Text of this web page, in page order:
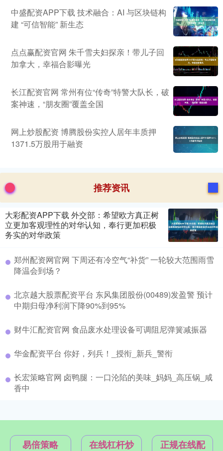
中盛配资APP下载 技术融合：AI 与区块链构
建 “可信智能” 新生态
点点赢配资官网 朱千雪夫妇探亲！带儿子回
加拿大，幸福合影曝光
长江配资官网 常州有位“传奇”特警大队长，破
案神速，“朋友圈”覆盖全国
网上炒股配资 博腾股份实控人居年丰质押
1371.5万股用于融资
推荐资讯
大彩配资APP下载 外交部：希望欧方真正树
立更加客观理性的对华认知，奉行更加积极
务实的对华政策
郑州配资网官网 下周还有冷空气“补货” 一轮较大范围雨雪
降温会到场？
北京越大股票配资平台 东风集团股份(00489)发盈警 预计
中期归母净利润下降90%到95%
财牛汇配资官网 食品废水处理设备可调阻尼弹簧减振器
华金配资平台 你好，列兵！_授衔_新兵_警衔
长宏策略官网 卤鸭腿：一口沦陷的美味_妈妈_高压锅_咸
香中
易倍策略 在线杠杆炒 正规在线配